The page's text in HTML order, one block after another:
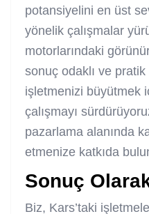
potansiyelini en üst
yönelik çalışmalar
motorlarındaki
sonuç odaklı ve
işletmenizi büyütmek
çalışmayı
pazarlama alanında
etmenize katkıda
Sonuç
Biz, Kars’taki